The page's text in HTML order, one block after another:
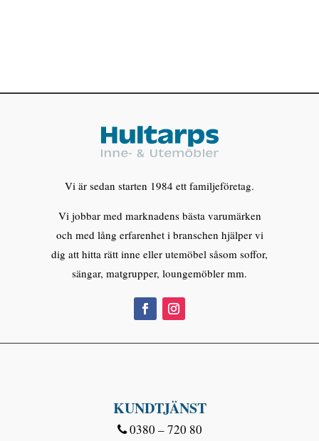
Vi är sedan starten 1984 ett familjeföretag.
Vi jobbar med marknadens bästa varumärken
och med lång erfarenhet i branschen hjälper vi
dig att hitta rätt inne eller utemöbel såsom soffor,
sängar, matgrupper, loungemöbler mm.
KUNDTJÄNST
0380 – 720 80